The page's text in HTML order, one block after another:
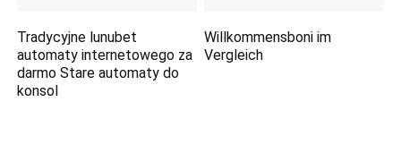
Tradycyjne lunubet
automaty internetowego za
darmo Stare automaty do
konsol
Willkommensboni im
Vergleich